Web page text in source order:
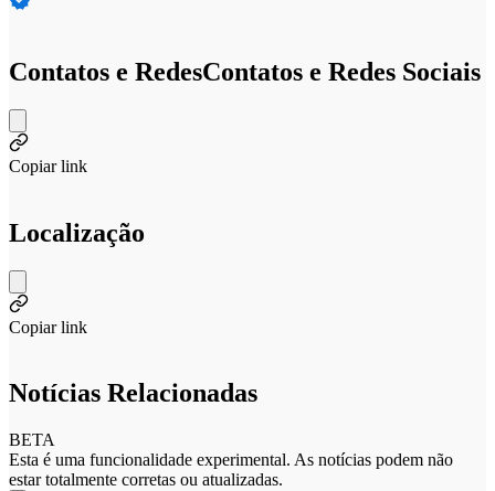
Contatos e RedesContatos e Redes Sociais
Copiar link
Localização
Copiar link
Notícias Relacionadas
BETA
Esta é uma funcionalidade experimental. As notícias podem não
estar totalmente corretas ou atualizadas.